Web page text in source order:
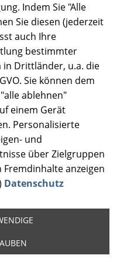
Indem Sie "Alle
Sie diesen (jederzeit
auch Ihre
bestimmter
Drittländer, u.a. die
Sie können dem
ablehnen"
einem Gerät
Personalisierte
und
über Zielgruppen
anzeigen
Datenschutz